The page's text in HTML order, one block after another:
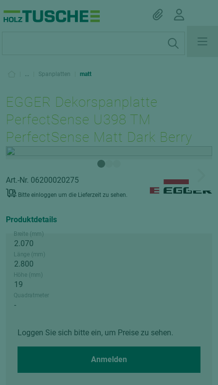
... Spanplatten matt
EGGER Dekorspanplatte
PerfectSense U398 TM
PerfectSense Matt Dark Berry
Art.-Nr. 06200020275
Bitte einloggen um die Lieferzeit zu sehen.
Produktdetails
Breite (mm)
Länge (mm)
Höhe (mm)
Quadratmeter
Loggen Sie sich bitte ein, um Preise zu sehen.
Anmelden